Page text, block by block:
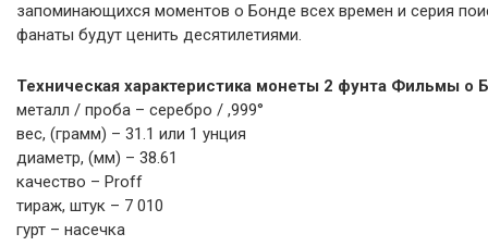
запоминающихся моментов о Бонде всех времен и серия
фанаты будут ценить десятилетиями.
Техническая характеристика монеты 2 фунта Фильмы о
металл / проба – серебро / ,999°
вес, (грамм) – 31.1 или 1 унция
диаметр, (мм) – 38.61
качество – Proff
тираж, штук – 7 010
гурт – насечка